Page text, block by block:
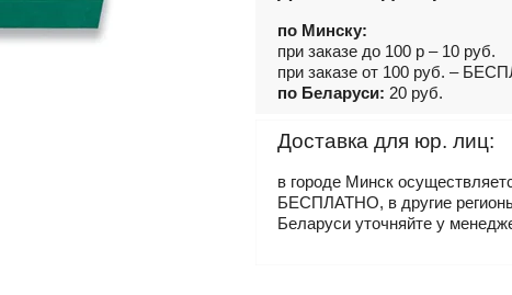
по Минску:
при заказе до 100 р – 10 руб.
при заказе от 100 руб. –
по Беларуси: 20 руб.
Доставка для юр. лиц:
в городе Минск
БЕСПЛАТНО, в другие
Беларуси уточняйте у